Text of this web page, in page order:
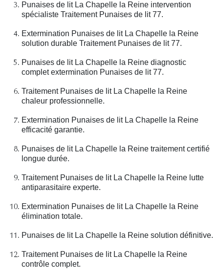
Punaises de lit La Chapelle la Reine intervention
spécialiste Traitement Punaises de lit 77.
Extermination Punaises de lit La Chapelle la Reine
solution durable Traitement Punaises de lit 77.
Punaises de lit La Chapelle la Reine diagnostic
complet extermination Punaises de lit 77.
Traitement Punaises de lit La Chapelle la Reine
chaleur professionnelle.
Extermination Punaises de lit La Chapelle la Reine
efficacité garantie.
Punaises de lit La Chapelle la Reine traitement certifié
longue durée.
Traitement Punaises de lit La Chapelle la Reine lutte
antiparasitaire experte.
Extermination Punaises de lit La Chapelle la Reine
élimination totale.
Punaises de lit La Chapelle la Reine solution définitive.
Traitement Punaises de lit La Chapelle la Reine
contrôle complet.